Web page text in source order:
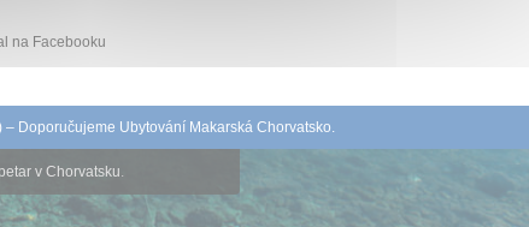
na Facebooku
– Doporučujeme Ubytování Makarská Chorvatsko.
v Chorvatsku.